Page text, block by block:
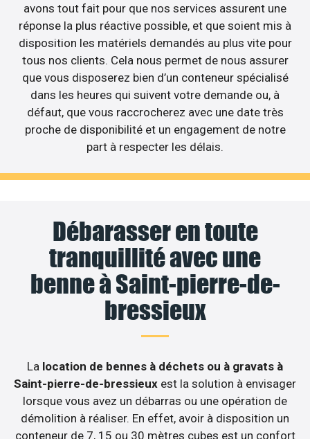
avons tout fait pour que nos services assurent une
réponse la plus réactive possible, et que soient mis à
disposition les matériels demandés au plus vite pour
tous nos clients. Cela nous permet de nous assurer
que vous disposerez bien d’un conteneur spécialisé
dans les heures qui suivent votre demande ou, à
défaut, que vous raccrocherez avec une date très
proche de disponibilité et un engagement de notre
part à respecter les délais.
Débarasser en toute
tranquillité avec une
benne à Saint-pierre-de-
bressieux
La location de bennes à déchets ou à gravats à
Saint-pierre-de-bressieux est la solution à envisager
lorsque vous avez un débarras ou une opération de
démolition à réaliser. En effet, avoir à disposition un
conteneur de 7, 15 ou 30 mètres cubes est un confort